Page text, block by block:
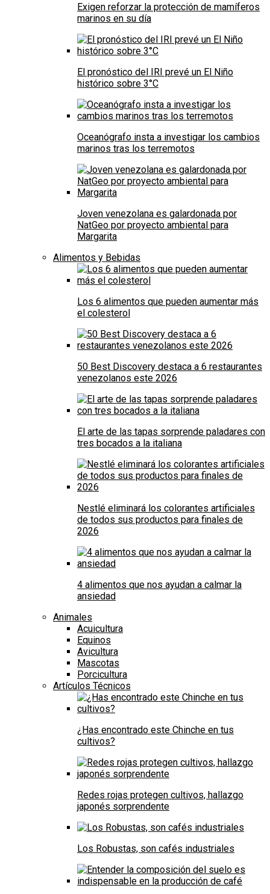
Exigen reforzar la protección de mamíferos
marinos en su día
El pronóstico del IRI prevé un El Niño
histórico sobre 3°C
Oceanógrafo insta a investigar los cambios
marinos tras los terremotos
Joven venezolana es galardonada por
NatGeo por proyecto ambiental para
Margarita
Alimentos y Bebidas
Los 6 alimentos que pueden aumentar más
el colesterol
50 Best Discovery destaca a 6 restaurantes
venezolanos este 2026
El arte de las tapas sorprende paladares con
tres bocados a la italiana
Nestlé eliminará los colorantes artificiales
de todos sus productos para finales de
2026
4 alimentos que nos ayudan a calmar la
ansiedad
Animales
Acuicultura
Equinos
Avicultura
Mascotas
Porcicultura
Artículos Técnicos
¿Has encontrado este Chinche en tus
cultivos?
Redes rojas protegen cultivos, hallazgo
japonés sorprendente
Los Robustas, son cafés industriales